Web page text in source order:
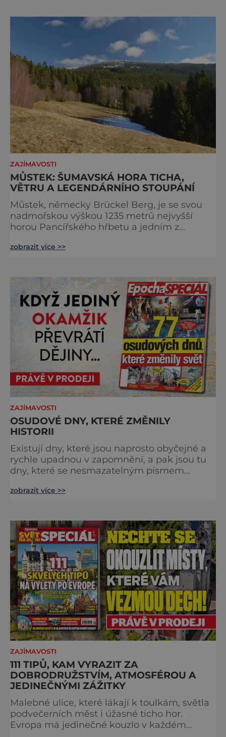
přijíždějí. Nejde o boj proti turistům. Jde o
ochranu krajiny, která už nechce být obětí
vlastního úspě
ZAJÍMAVOSTI
MŮSTEK: ŠUMAVSKÁ HORA TICHA,
VĚTRU A LEGENDÁRNÍHO STOUPÁNÍ
Můstek, německy Brückel Berg, je se svou
nadmořskou výškou 1235 metrů nejvyšší
horou Pancířského hřbetu a jedním z
Šumavy. Přestože nestojí v centru hlavních
Můstek si dodnes uchovává syrový horský
charakter, klid a zvláštní atmosféru
šumavských hřebenů, kde se střídá hustý les
zobrazit více >>
ZAJÍMAVOSTI
OSUDOVÉ DNY, KTERÉ ZMĚNILY
HISTORII
Existují dny, které jsou naprosto obyčejné a
rychle upadnou v zapomnění, a pak jsou tu
dny, které se nesmazatelným písmem
dojde k významnému objevu nebo děsivé
krážem. Je 10. dubna roku 49 př. n. l. a na
břehu říčky Rubikon pronáší Gaius Julius
Caesar svou slavnou vě
zobrazit více >>
ZAJÍMAVOSTI
111 TIPŮ, KAM VYRAZIT ZA
DOBRODRUŽSTVÍM, ATMOSFÉROU A
JEDINEČNÝMI ZÁŽITKY
Malebné ulice, které lákají k toulkám, světla
podvečerních měst i úžasné ticho hor.
Evropa má jedinečné kouzlo v každém